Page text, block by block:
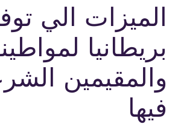
الميزات الي
بريطانيا
والمقيمين
فيها